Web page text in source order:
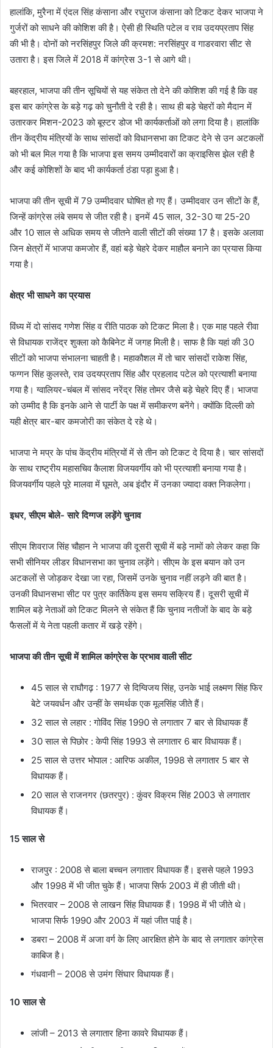
हालांकि, मुरैना में एंदल सिंह कंसाना और रघुराज कंसाना को टिकट देकर भाजपा ने
गुर्जरों को साधने की कोशिश की है। ऐसी ही स्थिति पटेल व राव उदयप्रताप सिंह
की भी है। दोनों को नरसिंहपुर जिले की क्रमश: नरसिंहपुर व गाडरवारा सीट से
उतारा है। इस जिले में 2018 में कांग्रेस 3-1 से आगे थी।
बहरहाल, भाजपा की तीन सूचियों से यह संकेत तो देने की कोशिश की गई है कि वह
इस बार कांग्रेस के बड़े गढ़ को चुनौती दे रही है। साथ ही बड़े चेहरों को मैदान में
उतारकर मिशन-2023 को बूस्टर डोज भी कार्यकर्ताओं को लगा दिया है। हालांकि
तीन केंद्रीय मंत्रियों के साथ सांसदों को विधानसभा का टिकट देने से उन अटकलों
को भी बल मिल गया है कि भाजपा इस समय उम्मीदवारों का क्राइसिस झेल रही है
और कई कोशिशों के बाद भी कार्यकर्ता ठंडा पड़ा हुआ है।
भाजपा की तीन सूची में 79 उम्मीदवार घोषित हो गए हैं। उम्मीदवार उन सीटों के हैं,
जिन्हें कांग्रेस लंबे समय से जीत रही है। इनमें 45 साल, 32-30 या 25-20
और 10 साल से अधिक समय से जीतने वाली सीटों की संख्या 17 है। इसके अलावा
जिन क्षेत्रों में भाजपा कमजोर हैं, वहां बड़े चेहरे देकर माहौल बनाने का प्रयास किया
गया है।
क्षेत्र भी साधने का प्रयास
विंध्य में दो सांसद गणेश सिंह व रीति पाठक को टिकट मिला है। एक माह पहले रीवा
से विधायक राजेंद्र शुक्ला को कैबिनेट में जगह मिली है। साफ है कि यहां की 30
सीटों को भाजपा संभालना चाहती है। महाकौशल में तो चार सांसदों राकेश सिंह,
फग्गन सिंह कुलस्ते, राव उदयप्रताप सिंह और प्रहलाद पटेल को प्रत्याशी बनाया
गया है। ग्वालियर-चंबल में सांसद नरेंद्र सिंह तोमर जैसे बड़े चेहरे दिए हैं। भाजपा
को उम्मीद है कि इनके आने से पार्टी के पक्ष में समीकरण बनेंगे। क्योंकि दिल्ली को
यही क्षेत्र बार-बार कमजोरी का संकेत दे रहे थे।
भाजपा ने मप्र के पांच केंद्रीय मंत्रियों में से तीन को टिकट दे दिया है। चार सांसदों
के साथ राष्ट्रीय महासचिव कैलाश विजयवर्गीय को भी प्रत्याशी बनाया गया है।
विजयवर्गीय पहले पूरे मालवा में घूमते, अब इंदौर में उनका ज्यादा वक्त निकलेगा।
इधर, सीएम बोले- सारे दिग्गज लड़ेंगे चुनाव
सीएम शिवराज सिंह चौहान ने भाजपा की दूसरी सूची में बड़े नामों को लेकर कहा कि
सभी सीनियर लीडर विधानसभा का चुनाव लड़ेंगे। सीएम के इस बयान को उन
अटकलों से जोड़कर देखा जा रहा, जिसमें उनके चुनाव नहीं लड़ने की बात है।
उनकी विधानसभा सीट पर पुत्र कार्तिकेय इस समय सक्रिय हैं। दूसरी सूची में
शामिल बड़े नेताओं को टिकट मिलने से संकेत हैं कि चुनाव नतीजों के बाद के बड़े
फैसलों में ये नेता पहली कतार में खड़े रहेंगे।
भाजपा की तीन सूची में शामिल कांग्रेस के प्रभाव वाली सीट
45 साल से राघौगढ़ : 1977 से दिग्विजय सिंह, उनके भाई लक्ष्मण सिंह फिर
बेटे जयवर्धन और उन्हीं के समर्थक एक मूलसिंह जीते हैं।
32 साल से लहार : गोविंद सिंह 1990 से लगातार 7 बार से विधायक हैं
30 साल से पिछोर : केपी सिंह 1993 से लगातार 6 बार विधायक हैं।
25 साल से उत्तर भोपाल : आरिफ अकील, 1998 से लगातार 5 बार से
विधायक हैं।
20 साल से राजनगर (छतरपुर) : कुंवर विक्रम सिंह 2003 से लगातार
विधायक हैं।
15 साल से
राजपुर : 2008 से बाला बच्चन लगातार विधायक हैं। इससे पहले 1993
और 1998 में भी जीत चुके हैं। भाजपा सिर्फ 2003 में ही जीती थी।
भितरवार – 2008 से लाखन सिंह विधायक हैं। 1998 में भी जीते थे।
भाजपा सिर्फ 1990 और 2003 में यहां जीत पाई है।
डबरा – 2008 में अजा वर्ग के लिए आरक्षित होने के बाद से लगातार कांग्रेस
काबिज है।
गंधवानी – 2008 से उमंग सिंघार विधायक हैं।
10 साल से
लांजी – 2013 से लगातार हिना कावरे विधायक हैं।